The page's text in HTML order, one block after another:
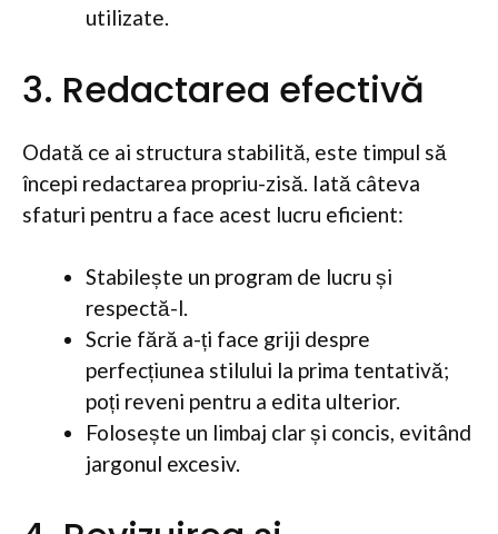
utilizate.
3. Redactarea efectivă
Odată ce ai structura stabilită, este timpul să
începi redactarea propriu-zisă. Iată câteva
sfaturi pentru a face acest lucru eficient:
Stabilește un program de lucru și
respectă-l.
Scrie fără a-ți face griji despre
perfecțiunea stilului la prima tentativă;
poți reveni pentru a edita ulterior.
Folosește un limbaj clar și concis, evitând
jargonul excesiv.